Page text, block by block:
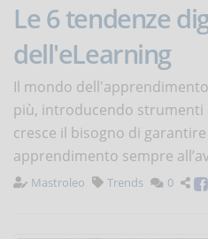
Le 6 tendenze
dell'eLearning
Il mondo
più, introducendo strumenti
cresce il bisogno di
apprendimento sempre
Mastroleo Trends 0